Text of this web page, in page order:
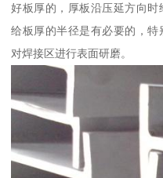
好板厚的，厚板沿压延方向
给板厚的半径是有必要的，
对焊接区进行表面研磨。